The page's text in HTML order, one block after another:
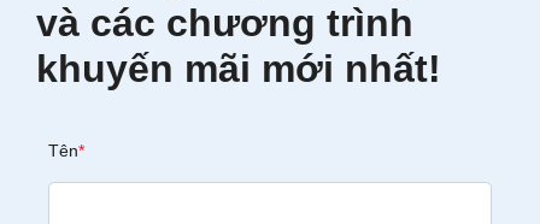
và các chương trình
khuyến mãi mới nhất!
Tên*